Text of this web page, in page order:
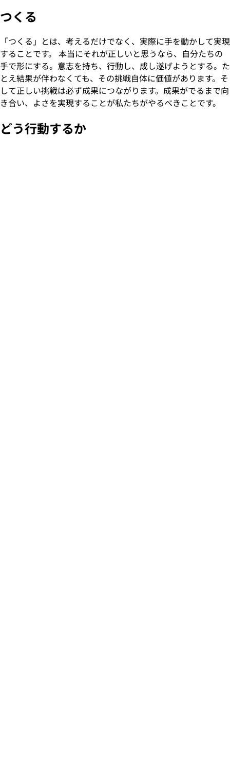
つくる
「つくる」とは、考えるだけでなく、実際に手を動かして実現
することです。 本当にそれが正しいと思うなら、自分たちの
手で形にする。意志を持ち、行動し、成し遂げようとする。た
とえ結果が伴わなくても、その挑戦自体に価値があります。そ
して正しい挑戦は必ず成果につながります。成果がでるまで向
き合い、よさを実現することが私たちがやるべきことです。
どう行動するか